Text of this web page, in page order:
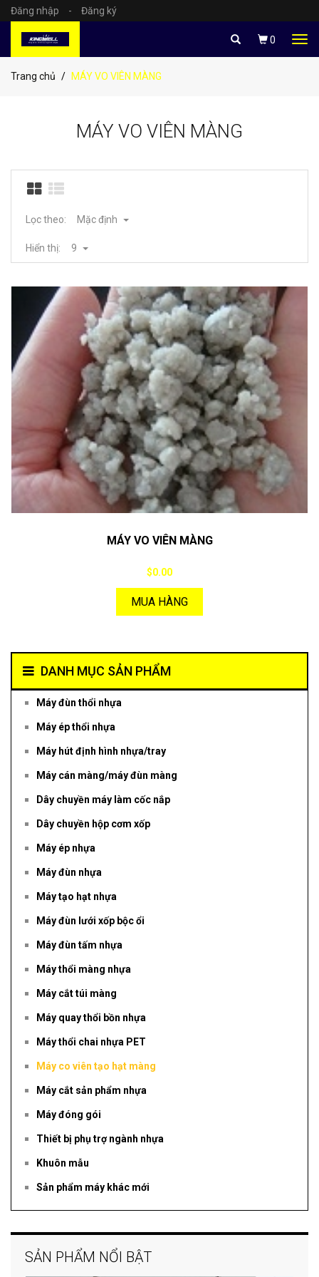
Đăng nhập - Đăng ký
0
Trang chủ MÁY VO VIÊN MÀNG
MÁY VO VIÊN MÀNG
Lọc theo: Mặc định
Hiển thị: 9
MÁY VO VIÊN MÀNG
$0.00
MUA HÀNG
DANH MỤC SẢN PHẨM
Máy đùn thổi nhựa
Máy ép thổi nhựa
Máy hút định hình nhựa/tray
Máy cán màng/máy đùn màng
Dây chuyền máy làm cốc nắp
Dây chuyền hộp cơm xốp
Máy ép nhựa
Máy đùn nhựa
Máy tạo hạt nhựa
Máy đùn lưới xốp bộc ổi
Máy đùn tấm nhựa
Máy thổi màng nhựa
Máy cắt túi màng
Máy quay thổi bồn nhựa
Máy thổi chai nhựa PET
Máy co viên tạo hạt màng
Máy cắt sản phẩm nhựa
Máy đóng gói
Thiết bị phụ trợ ngành nhựa
Khuôn mẫu
Sản phẩm máy khác mới
SẢN PHẨM NỔI BẬT